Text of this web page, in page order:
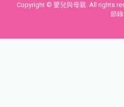
Copyright © 嬰兒與母親. All rights
節錄